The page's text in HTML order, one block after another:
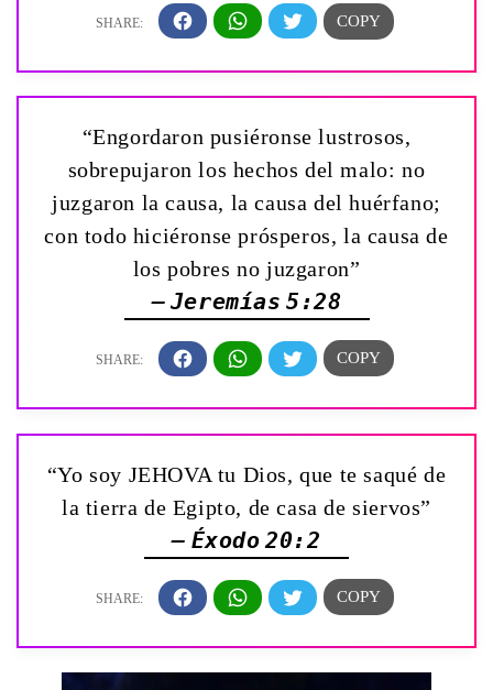
“Engordaron pusiéronse lustrosos,
sobrepujaron los hechos del malo: no
juzgaron la causa, la causa del huérfano;
con todo hiciéronse prósperos, la causa de
los pobres no juzgaron”
— Jeremías 5:28
“Yo soy JEHOVA tu Dios, que te saqué de
la tierra de Egipto, de casa de siervos”
— Éxodo 20:2